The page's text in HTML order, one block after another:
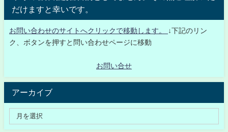
だけますと幸いです。
お問い合わせのサイトへクリックで移動します。
↓下記のリン
ク、ボタンを押すと問い合わせページに移動
お問い合せ
アーカイブ